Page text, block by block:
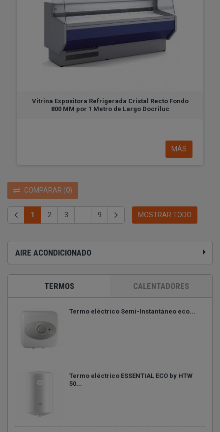
AIRE ACONDICIONADO
TERMOS CALENTADORES
Termo eléctrico Semi-Instantáneo eco...
Termo eléctrico ESSENTIAL ECO by HTW
50...
Vitrina Expositora Refrigerada Cristal Recto Fondo
800 MM por 1 Metro de Largo Docriluc
MÁS
COMPARAR (0)
1 2 3 ... 9 MOSTRAR TODO